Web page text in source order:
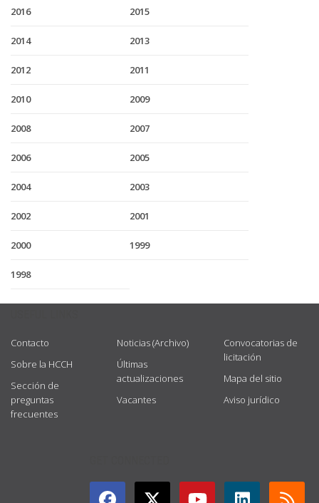
2016 2015
2014 2013
2012 2011
2010 2009
2008 2007
2006 2005
2004 2003
2002 2001
2000 1999
1998
Contacto
Sobre la HCCH
Sección de
preguntas
frecuentes
Noticias (Archivo)
Últimas
actualizaciones
Vacantes
Convocatorias de
licitación
Mapa del sitio
Aviso jurídico